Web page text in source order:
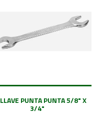
LLAVE PUNTA PUNTA 5/8" X
3/4"